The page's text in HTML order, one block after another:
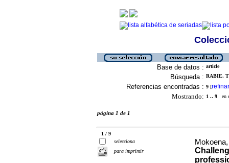
Base de datos : article
Búsqueda : RABIE,
Referencias encontradas : 9 [refinar
Mostrando: 1 .. 9 en
página 1 de 1
1 / 9
selecciona
para imprimir